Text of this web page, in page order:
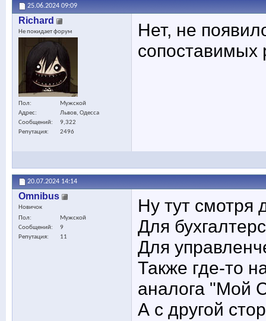
25.06.2024 09:09
Richard
Не покидает форум
Пол
Мужской
Адрес
Львов, Одесса
Сообщений
9,322
Репутация
2496
Нет, не
сопоставимых
20.07.2024 14:14
Omnibus
Новичок
Пол
Мужской
Сообщений
9
Репутация
11
Ну тут смотря
Для
Для
Также где-то
аналога "Мой
А с другой